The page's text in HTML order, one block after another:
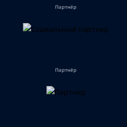
Партнёр
Партнёр